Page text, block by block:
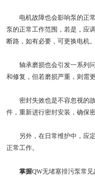
电机故障也会影响泵的正常
泵的正常工作范围，若是，应
断路，如有必要，可更换电机。
轴承磨损也会引发一系列问
和修复，但若磨损严重，则需
密封失效也是不容忽视的故
件，重新进行密封安装，确保
另外，在日常维护中，应定
正常工作。
掌握QW无堵塞排污泵常